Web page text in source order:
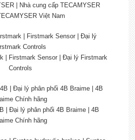
| Nhà cung cấp TECAMYSER
Việt Nam
| Firstmark Sensor | Đại lý Firstmark
Controls
| Đại lý phân phối 4B Braime | 4B
Chính hãng